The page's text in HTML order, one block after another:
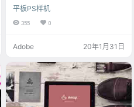
平板PS样机
355 0
Adobe 20年1月31日